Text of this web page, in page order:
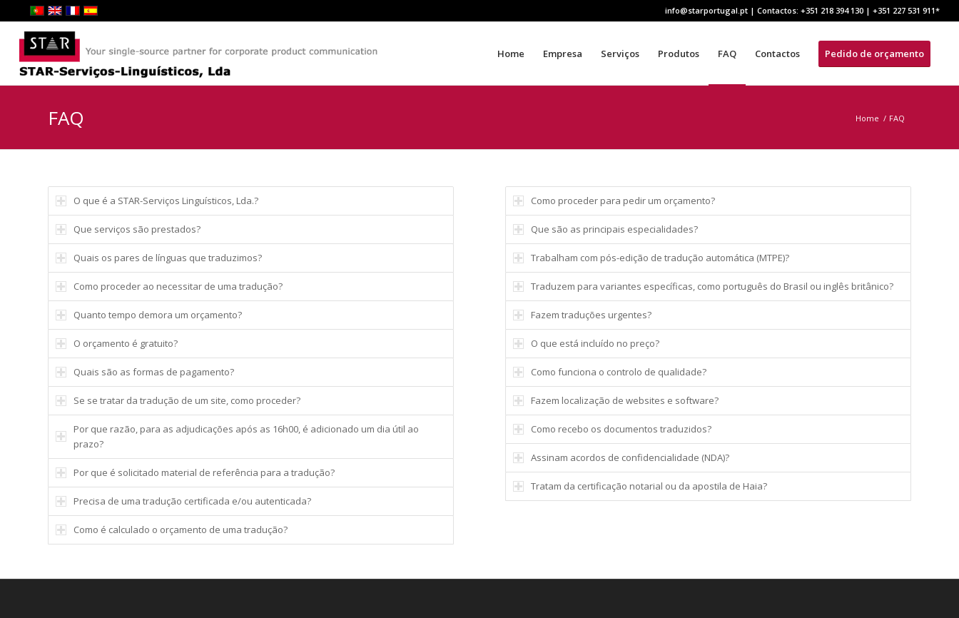
info@starportugal.pt | Contactos: +351 218 394 130 | +351 227 531 911
Home Empresa Serviços Produtos FAQ Contactos Pedido de orçamento
FAQ Home / FAQ
O que é a STAR-Serviços Linguísticos, Lda.?
Que serviços são prestados?
Quais os pares de línguas que traduzimos?
Como proceder ao necessitar de uma tradução?
Quanto tempo demora um orçamento?
O orçamento é gratuito?
Quais são as formas de pagamento?
Se se tratar da tradução de um site, como proceder?
Por que razão, para as adjudicações após as 16h00, é adicionado um dia útil ao
prazo?
Por que é solicitado material de referência para a tradução?
Precisa de uma tradução certificada e/ou autenticada?
Como é calculado o orçamento de uma tradução?
Como proceder para pedir um orçamento?
Que são as principais especialidades?
Trabalham com pós-edição de tradução automática (MTPE)?
Traduzem para variantes específicas, como português do Brasil ou inglês britânico?
Fazem traduções urgentes?
O que está incluído no preço?
Como funciona o controlo de qualidade?
Fazem localização de websites e software?
Como recebo os documentos traduzidos?
Assinam acordos de confidencialidade (NDA)?
Tratam da certificação notarial ou da apostila de Haia?